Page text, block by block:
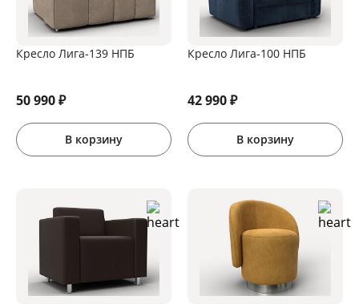
Кресло Лига-139 НПБ
50 990₽
В корзину
Кресло Лига-100 НПБ
42 990₽
В корзину